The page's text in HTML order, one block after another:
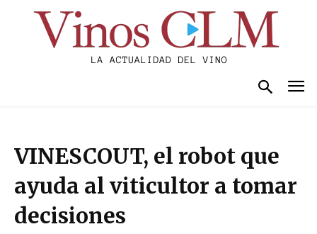
VINESCOUT, el robot que
ayuda al viticultor a tomar
decisiones